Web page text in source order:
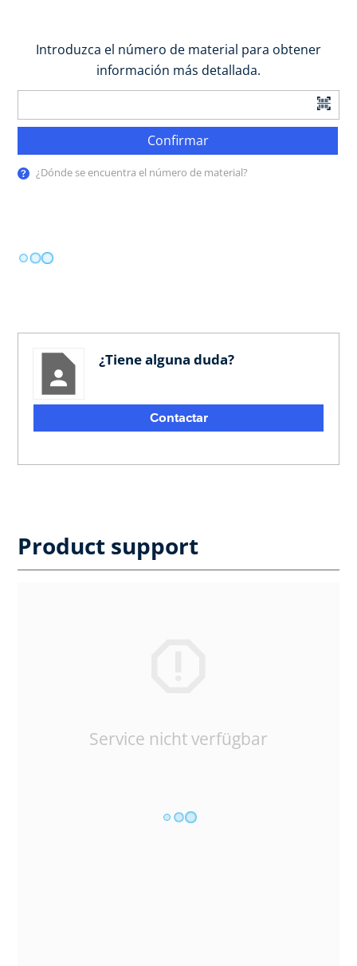
Introduzca el número de material para obtener
información más detallada.
Confirmar
¿Dónde se encuentra el número de material?
¿Tiene alguna duda?
Contactar
Product support
Service nicht verfügbar